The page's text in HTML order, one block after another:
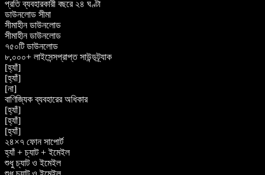
প্রতি ব্যবহারকারী বছরে ২৪ ঘণ্টা
ডাউনলোড সীমা
সীমাহীন ডাউনলোড
সীমাহীন ডাউনলোড
৭৫০টি ডাউনলোড
৮,০০০+ লাইসেন্সপ্রাপ্ত সাউন্ডট্র্যাক
[হ্যাঁ]
[হ্যাঁ]
[না]
বাণিজ্যিক ব্যবহারের অধিকার
[হ্যাঁ]
[হ্যাঁ]
[হ্যাঁ]
২৪×৭ ফোন সাপোর্ট
হ্যাঁ + চ্যাট + ইমেইল
শুধু চ্যাট ও ইমেইল